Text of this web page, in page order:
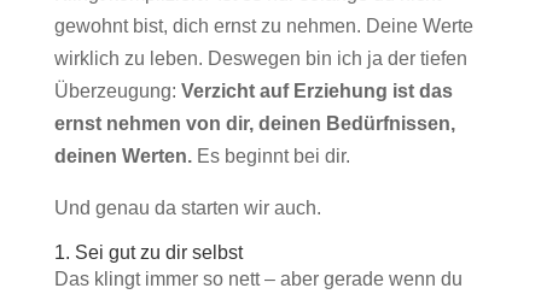
gewohnt bist, dich ernst zu nehmen. Deine Werte
wirklich zu leben. Deswegen bin ich ja der tiefen
Überzeugung: Verzicht auf Erziehung ist das
ernst nehmen von dir, deinen Bedürfnissen,
deinen Werten.Es beginnt bei dir.
Und genau da starten wir auch.
1. Sei gut zu dir selbst
Das klingt immer so nett – aber gerade wenn du